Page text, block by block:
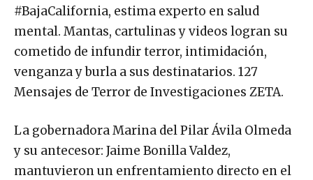
#BajaCalifornia, estima experto en salud
mental. Mantas, cartulinas y videos logran su
cometido de infundir terror, intimidación,
venganza y burla a sus destinatarios. 127
Mensajes de Terror de Investigaciones ZETA.
La gobernadora Marina del Pilar Ávila Olmeda
y su antecesor: Jaime Bonilla Valdez,
mantuvieron un enfrentamiento directo en el